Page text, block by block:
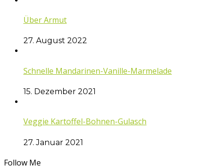
Über Armut
27. August 2022
Schnelle Mandarinen-Vanille-Marmelade
15. Dezember 2021
Veggie Kartoffel-Bohnen-Gulasch
27. Januar 2021
Follow Me